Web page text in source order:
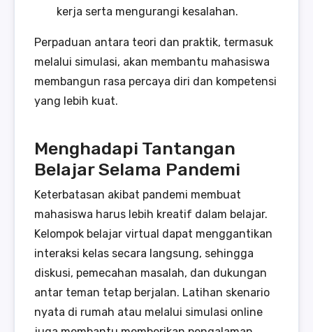
kerja serta mengurangi kesalahan.
Perpaduan antara teori dan praktik, termasuk
melalui simulasi, akan membantu mahasiswa
membangun rasa percaya diri dan kompetensi
yang lebih kuat.
Menghadapi Tantangan
Belajar Selama Pandemi
Keterbatasan akibat pandemi membuat
mahasiswa harus lebih kreatif dalam belajar.
Kelompok belajar virtual dapat menggantikan
interaksi kelas secara langsung, sehingga
diskusi, pemecahan masalah, dan dukungan
antar teman tetap berjalan. Latihan skenario
nyata di rumah atau melalui simulasi online